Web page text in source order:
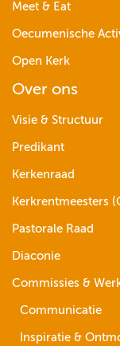
Meet & Eat
Oecumenische
Open Kerk
Over ons
Visie & Structuur
Predikant
Kerkenraad
Kerkrentmeesters
Pastorale Raad
Diaconie
Commissies &
Communicatie
Inspiratie &